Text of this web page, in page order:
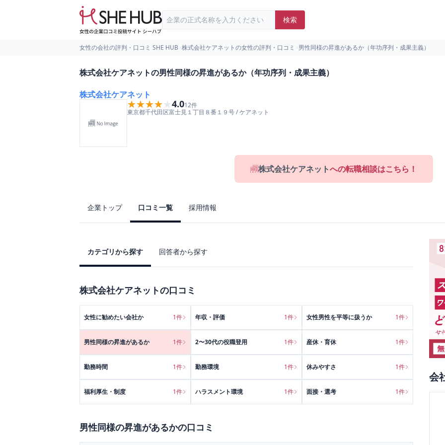
検索
女性の会社の評判・口コミ SHE HUB 株式会社ケアネットの女性の評判・口コミ 男性同様の昇進があるか（年功序列・成果主義）
株式会社ケアネットの男性同様の昇進があるか（年功序列・成果主義）
株式会社ケアネット
★★★★★
★★★★★4.012件
東京都千代田区富士見１丁目８番１９号/ケアネット
株式会社ケアネットへの転職相談はこちら！
企業トップ 口コミ一覧 採用情報
カテゴリから探す 回答者から探す
株式会社ケアネットの口コミ
女性に勧めたい会社か 1件 年収・評価 1件 女性男性を平等に扱うか 1件
男性同様の昇進があるか 1件 2〜30代の役職登用 1件 産休・育休 1件
勤務時間 1件 勤務環境 1件 休みやすさ 1件
福利厚生・制度 1件 ハラスメント環境 1件 面接・選考 1件
男性同様の昇進があるかの口コミ
会